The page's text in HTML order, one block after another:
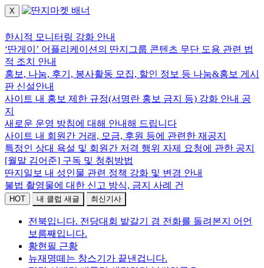
X
한시적 모니터링 강화 안내
‘딴게이’ 어플리케이션의 딴지그룹 콘텐츠 무단 도용 관련 법
적 조치 안내
홍보, 나눔, 후기, 봉사활동 모집, 할인 정보 등 나눔&홍보 게시
판 신설안내
사이트 내 홍보 제한 규정(서명란 홍보 금지 등) 강화 안내 공
지
새로운 운영 방침에 대해 안내해 드립니다
사이트 내 회원간 거래, 모금, 후원 등에 관련한 재공지
특정인 상대 욕설 및 회원간 저격 행위 자제 요청에 관한 공지
[월말 김어준] 구독 및 청취방법
딴지일보 내 성인물 관련 정책 강화 및 변경 안내
불법 촬영물에 대한 신고 방식, 금지 사례 건
HOT 내 클럽 새글 최신기사
전북입니다. 전당대회 밭갈기 겸 전화를 돌려본지 어언
보름째입니다.
황현필 근황
뉴재명떼는 창스기가 끝낸겁니다.